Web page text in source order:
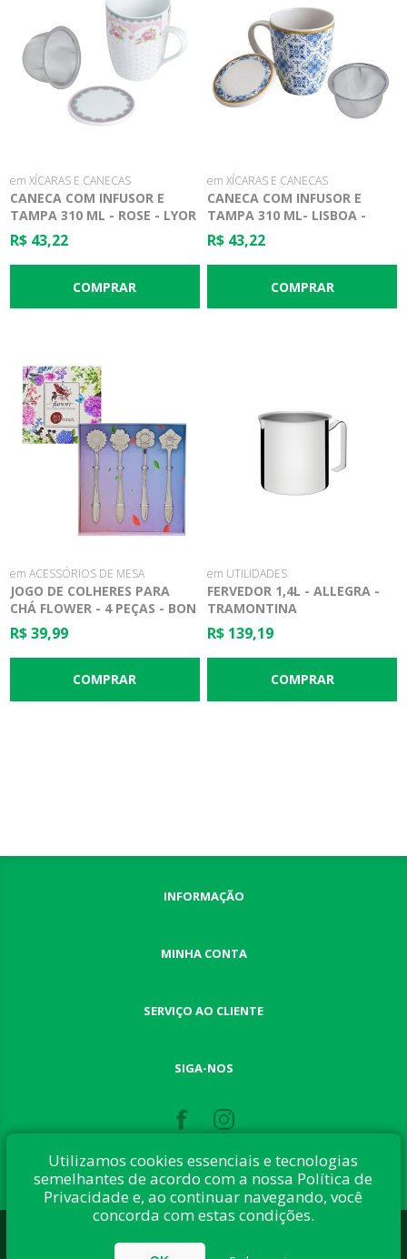
em XÍCARAS E CANECAS
CANECA COM INFUSOR E
TAMPA 310 ML - ROSE - LYOR
R$ 43,22
em XÍCARAS E CANECAS
CANECA COM INFUSOR E
TAMPA 310 ML- LISBOA -
LYOR
R$ 43,22
em ACESSÓRIOS DE MESA
JOGO DE COLHERES PARA
CHÁ FLOWER - 4 PEÇAS - BON
GOURMET
R$ 39,99
em UTILIDADES
FERVEDOR 1,4L - ALLEGRA -
TRAMONTINA
R$ 139,19
INFORMAÇÃO
MINHA CONTA
SERVIÇO AO CLIENTE
SIGA-NOS
Desenvolvido com:nopCommerce
Direitos autorais © 2026 Button Shop. Todos direitos reservados.
Utilizamos cookies essenciais e tecnologias
semelhantes de acordo com a nossa Política de
Privacidade e, ao continuar navegando, você
concorda com estas condições.